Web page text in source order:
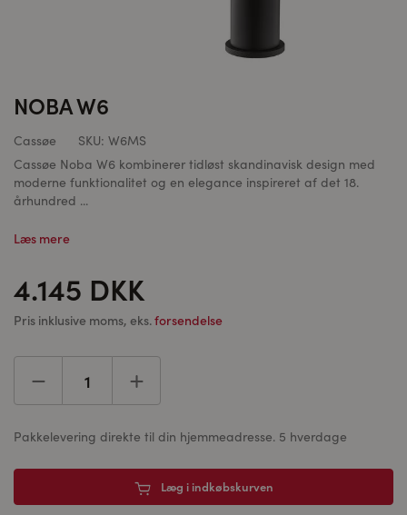
NOBA W6
Cassøe SKU: W6MS
Cassøe Noba W6 kombinerer tidløst skandinavisk design med
moderne funktionalitet og en elegance inspireret af det 18.
århundred ...
Læs mere
4.145 DKK
Pris inklusive moms, eks.forsendelse
Pakkelevering direkte til din hjemmeadresse. 5 hverdage
Læg i indkøbskurven